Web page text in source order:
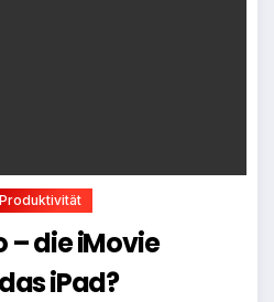
Produktivität
– die iMovie
iPad?